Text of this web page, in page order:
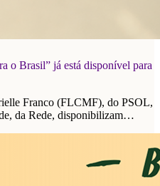
o Brasil” já está disponível para
Franco (FLCMF), do PSOL,
da Rede, disponibilizam